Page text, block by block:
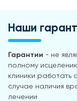
Наши
Гарантии - не
полному
клиники работать
случае наличия
лечении